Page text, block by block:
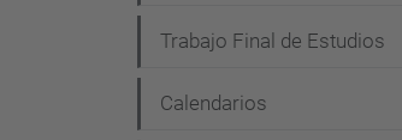
Trabajo Final de Estudios
Calendarios